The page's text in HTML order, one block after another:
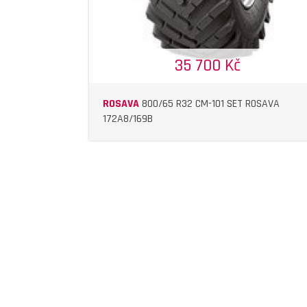
35 700 Kč
ROSAVA800/65 R32 CM-101 SET ROSAVA
172A8/169B